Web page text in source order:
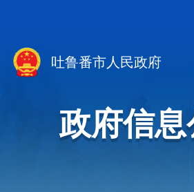
吐鲁番市人民政府
政府信